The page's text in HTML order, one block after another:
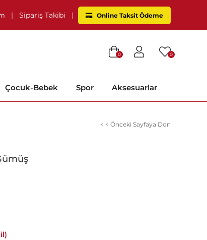
| Sipariş Takibi | Online Taksit Ödeme
0
0
Çocuk-Bebek Spor Aksesuarlar
< < Önceki Sayfaya Dön